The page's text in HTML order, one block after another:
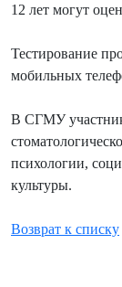
12 лет могут
Тестирование
мобильных
В СГМУ
психологии,
культуры.
Возврат к списку